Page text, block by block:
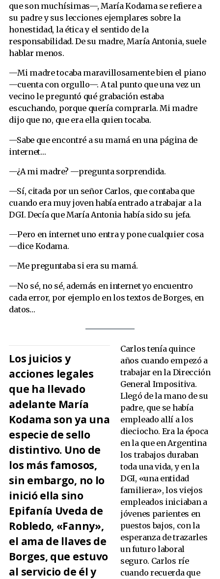
que son muchísimas—, María Kodama se refiere a
su padre y sus lecciones ejemplares sobre la
honestidad, la ética y el sentido de la
responsabilidad. De su madre, María Antonia, suele
hablar menos.
—Mi madre tocaba maravillosamente bien el piano
—cuenta con orgullo—. A tal punto que una vez un
vecino le preguntó qué grabación estaba
escuchando, porque quería comprarla. Mi madre
dijo que no, que era ella quien tocaba.
—Sabe que encontré a su mamá en una página de
internet…
—¿A mi madre? —pregunta sorprendida.
—Sí, citada por un señor Carlos, que contaba que
cuando era muy joven había entrado a trabajar a la
DGI. Decía que María Antonia había sido su jefa.
—Pero en internet uno entra y pone cualquier cosa
—dice Kodama.
—Me preguntaba si era su mamá.
—No sé, no sé, además en internet yo encuentro
cada error, por ejemplo en los textos de Borges, en
datos…
Los juicios y
acciones legales
que ha llevado
adelante María
Kodama son ya una
especie de sello
distintivo. Uno de
los más famosos,
sin embargo, no lo
inició ella sino
Epifanía Uveda de
Robledo, «Fanny»,
el ama de llaves de
Borges, que estuvo
al servicio de él y
Carlos tenía quince
años cuando empezó a
trabajar en la Dirección
General Impositiva.
Llegó de la mano de su
padre, que se había
empleado allí a los
dieciocho. Era la época
en la que en Argentina
los trabajos duraban
toda una vida, y en la
DGI, «una entidad
familiera», los viejos
empleados iniciaban a
jóvenes parientes en
puestos bajos, con la
esperanza de trazarles
un futuro laboral
seguro. Carlos ríe
cuando recuerda que